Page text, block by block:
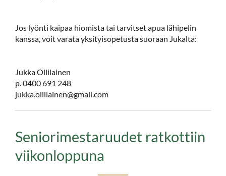
Jos lyönti kaipaa hiomista tai tarvitset apua lähipelin
kanssa, voit varata yksityisopetusta suoraan Jukalta:
Jukka Ollilainen
p. 0400 691 248
jukka.ollilainen@gmail.com
Seniorimestaruudet ratkottiin
viikonloppuna